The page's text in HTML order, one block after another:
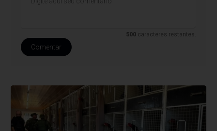
500 caracteres restantes.
Comentar